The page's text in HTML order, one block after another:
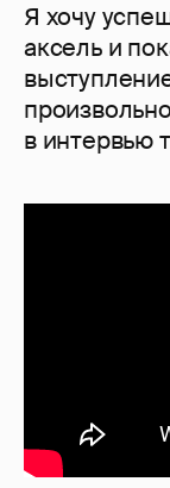
Я хочу
аксель и
в интервью